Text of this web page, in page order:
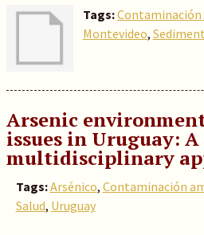
Tags:
Montevideo,
Arsenic
issues in Uruguay: A
multidisciplinary
Tags:Arsénico, Contaminación
Salud, Uruguay